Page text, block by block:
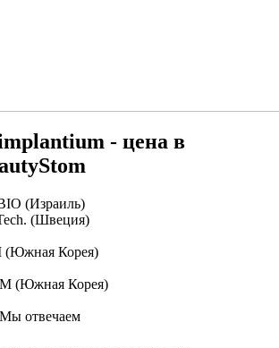
- цена в
(Израиль)
(Швеция)
(Южная Корея)
(Южная Корея)
отвечаем